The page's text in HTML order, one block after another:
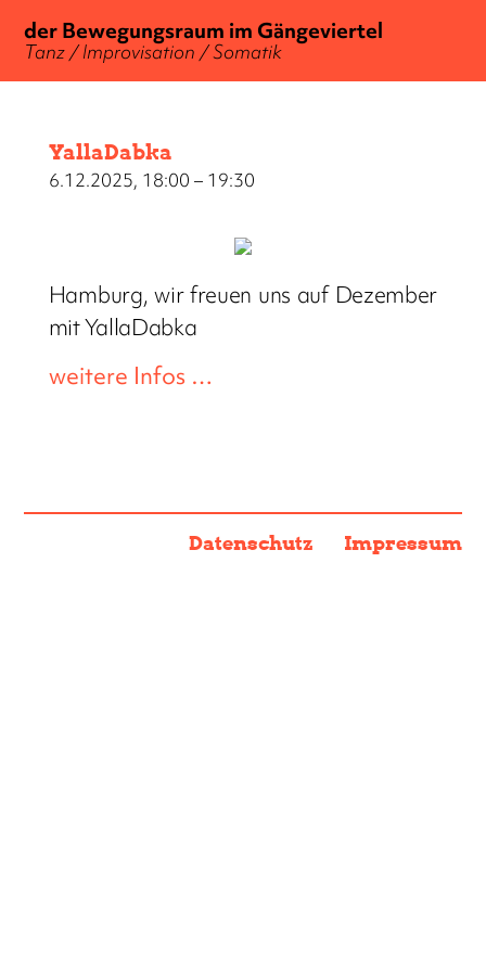
der Bewegungsraum im Gängeviertel
Tanz / Improvisation / Somatik
YallaDabka
6.12.2025, 18:00 – 19:30
Hamburg, wir freuen uns auf Dezember
mit YallaDabka
Datenschutz Impressum